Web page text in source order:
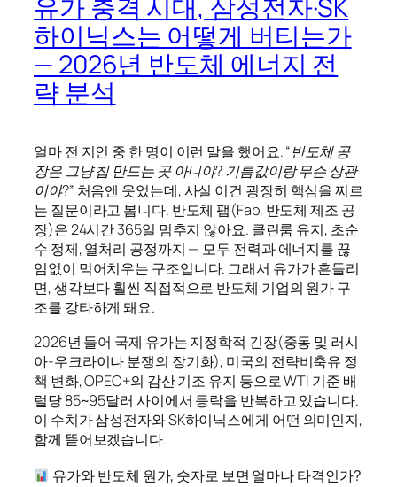
유가 충격 시대, 삼성전자·SK
하이닉스는 어떻게 버티는가
— 2026년 반도체 에너지 전
략 분석
얼마 전 지인 중 한 명이 이런 말을 했어요.“반도체 공
장은 그냥 칩 만드는 곳 아니야? 기름값이랑 무슨 상관
이야?” 처음엔 웃었는데, 사실 이건 굉장히 핵심을 찌르
는 질문이라고 봅니다. 반도체 팹(Fab, 반도체 제조 공
장)은 24시간 365일 멈추지 않아요. 클린룸 유지, 초순
수 정제, 열처리 공정까지 — 모두 전력과 에너지를 끊
임없이 먹어치우는 구조입니다. 그래서 유가가 흔들리
면, 생각보다 훨씬 직접적으로 반도체 기업의 원가 구
조를 강타하게 돼요.
2026년 들어 국제 유가는 지정학적 긴장(중동 및 러시
아-우크라이나 분쟁의 장기화), 미국의 전략비축유 정
책 변화, OPEC+의 감산 기조 유지 등으로 WTI 기준 배
럴당 85~95달러 사이에서 등락을 반복하고 있습니다.
이 수치가 삼성전자와 SK하이닉스에게 어떤 의미인지,
함께 뜯어보겠습니다.
유가와 반도체 원가, 숫자로 보면 얼마나 타격인가?